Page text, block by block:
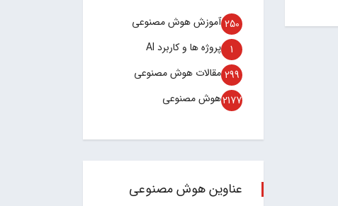
آموزش هوش مصنوعی 250
پروژه ها و کاربرد AI 1
مقالات هوش مصنوعی 299
هوش مصنوعی2177
عناوین هوش مصنوعی